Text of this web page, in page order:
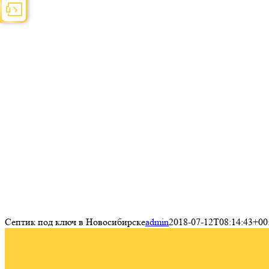
Септик под ключ в Новосибирскеadmin2018-07-